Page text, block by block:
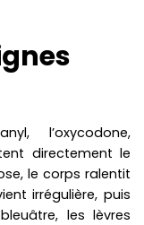
l’oxycodone,
directement le
le corps ralentit
irrégulière, puis
les lèvres